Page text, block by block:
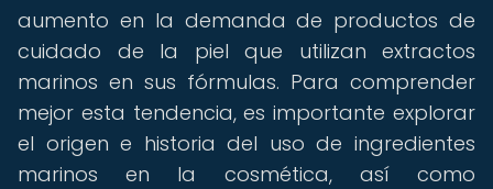
aumento en la demanda de productos de
cuidado de la piel que utilizan extractos
marinos en sus fórmulas. Para comprender
mejor esta tendencia, es importante explorar
el origen e historia del uso de ingredientes
marinos en la cosmética, así como